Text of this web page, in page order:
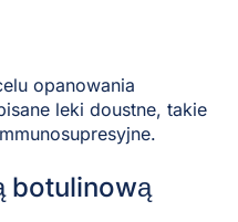
opanowania
leki doustne, takie
botulinową